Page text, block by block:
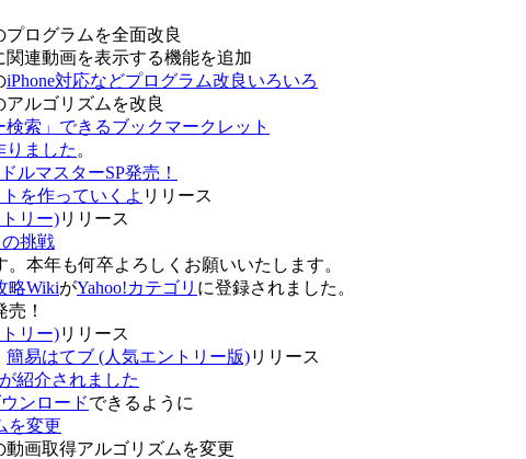
プログラムを全面改良
関連動画を表示する機能を追加
iPhone対応などプログラム改良いろいろ
アルゴリズムを改良
索」できるブックマークレット
りました 。
ルマスターSP発売！
を作っていくよ リリース
リー)リリース
挑戦
本年も何卒よろしくお願いいたします。
略WikiがYahoo!カテゴリ に登録されました。
売！
リー)リリース
簡易はてブ (人気エントリー版)リリース
紹介されました
ンロードできるように
を変更
動画取得アルゴリズムを変更